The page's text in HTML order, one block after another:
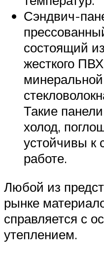
Сэндвич-
состоящий
жесткого
Такие
холод,
устойчивы к
работе.
Любой из
рынке
справляется с
утеплением.